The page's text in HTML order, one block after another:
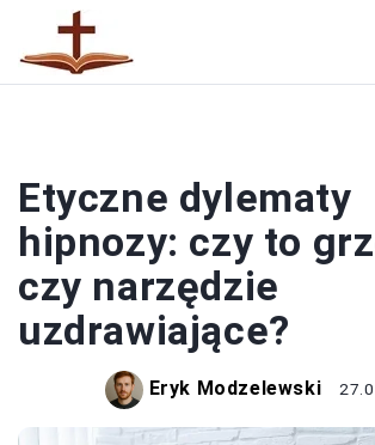
Etyczne dylematy
hipnozy: czy to
czy narzędzie
uzdrawiające?
Eryk Modzelewski